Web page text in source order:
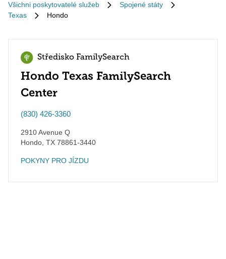
Všichni poskytovatelé služeb
Spojené státy
Texas
Hondo
Středisko FamilySearch
Hondo Texas FamilySearch
Center
(830) 426-3360
2910 Avenue Q
Hondo TX 78861-3440
POKYNY PRO JÍZDU